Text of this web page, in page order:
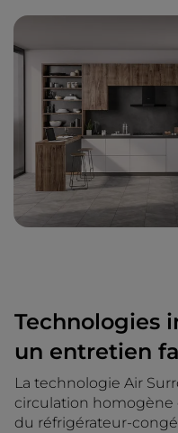
Technologies
un entretien
La technologie Air
circulation homogène
du réfrigérateur-